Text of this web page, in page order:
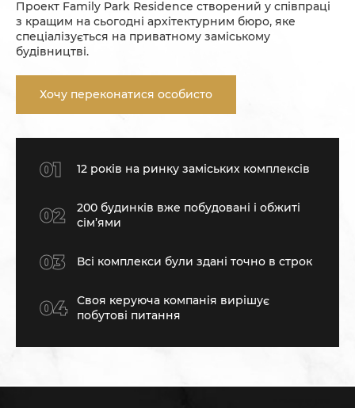
Проект Family Park Residence створений у співпраці
з кращим на сьогодні архітектурним бюро, яке
спеціалізується на приватному заміському
будівництві.
Хочу переконатися особисто
12 років на ринку заміських комплексів
200 будинків вже побудовані і обжиті
сім’ями
Всі комплекси були здані точно в строк
Своя керуюча компанія вирішує
побутові питання